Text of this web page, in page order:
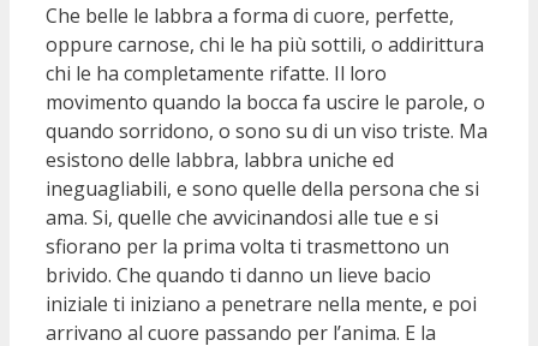
Che belle le labbra a forma di cuore, perfette,
oppure carnose, chi le ha più sottili, o addirittura
chi le ha completamente rifatte. Il loro
movimento quando la bocca fa uscire le parole, o
quando sorridono, o sono su di un viso triste. Ma
esistono delle labbra, labbra uniche ed
ineguagliabili, e sono quelle della persona che si
ama. Si, quelle che avvicinandosi alle tue e si
sfiorano per la prima volta ti trasmettono un
brivido. Che quando ti danno un lieve bacio
iniziale ti iniziano a penetrare nella mente, e poi
arrivano al cuore passando per l’anima. E la